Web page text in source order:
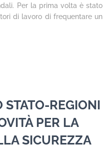
Per la prima volta è stato
di lavoro di frequentare un
STATO-REGIONI
PER LA
SICUREZZA